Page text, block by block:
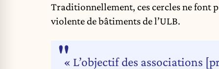
Traditionnellement, ces cercles ne font
violente de bâtiments de l’ULB.
« L’objectif des associations